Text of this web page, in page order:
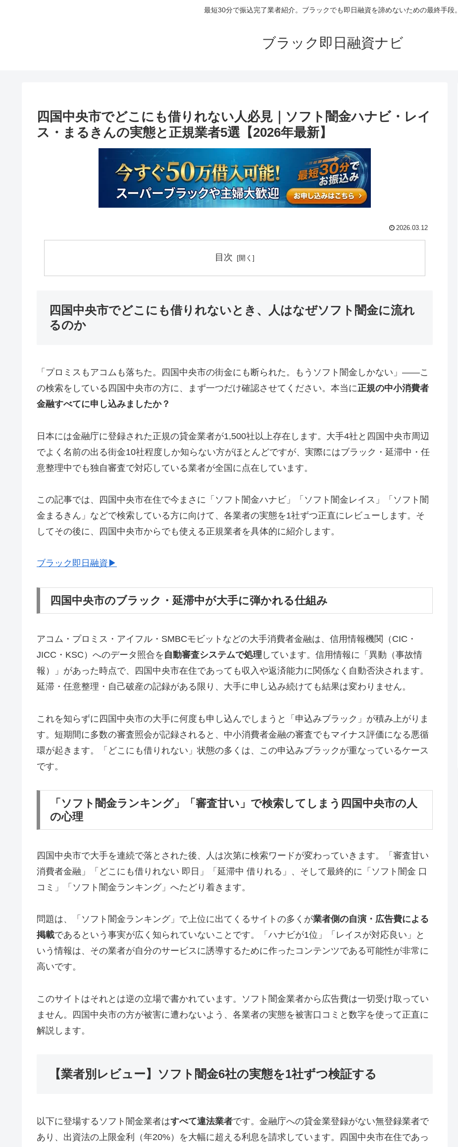
最短30分で振込完了業者紹介。ブラックでも即日融資を諦めないための最終手段。
ブラック即日融資ナビ
四国中央市でどこにも借りれない人必見｜ソフト闇金ハナビ・レイ
ス・まるきんの実態と正規業者5選【2026年最新】
2026.03.12
目次
四国中央市でどこにも借りれないとき、人はなぜソフト闇金に流れ
るのか
「プロミスもアコムも落ちた。四国中央市の街金にも断られた。もうソフト闇金しかない」——こ
の検索をしている四国中央市の方に、まず一つだけ確認させてください。本当に正規の中小消費者
金融すべてに申し込みましたか？
日本には金融庁に登録された正規の貸金業者が1,500社以上存在します。大手4社と四国中央市周辺
でよく名前の出る街金10社程度しか知らない方がほとんどですが、実際にはブラック・延滞中・任
意整理中でも独自審査で対応している業者が全国に点在しています。
この記事では、四国中央市在住で今まさに「ソフト闇金ハナビ」「ソフト闇金レイス」「ソフト闇
金まるきん」などで検索している方に向けて、各業者の実態を1社ずつ正直にレビューします。そ
してその後に、四国中央市からでも使える正規業者を具体的に紹介します。
ブラック即日融資▶
四国中央市のブラック・延滞中が大手に弾かれる仕組み
アコム・プロミス・アイフル・SMBCモビットなどの大手消費者金融は、信用情報機関（CIC・
JICC・KSC）へのデータ照合を 自動審査システムで処理 しています。信用情報に「異動（事故情
報）」があった時点で、四国中央市在住であっても収入や返済能力に関係なく自動否決されます。
延滞・任意整理・自己破産の記録がある限り、大手に申し込み続けても結果は変わりません。
これを知らずに四国中央市の大手に何度も申し込んでしまうと「申込みブラック」が積み上がりま
す。短期間に多数の審査照会が記録されると、中小消費者金融の審査でもマイナス評価になる悪循
環が起きます。「どこにも借りれない」状態の多くは、この申込みブラックが重なっているケース
です。
「ソフト闇金ランキング」「審査甘い」で検索してしまう四国中央市の人
の心理
四国中央市で大手を連続で落とされた後、人は次第に検索ワードが変わっていきます。「審査甘い
消費者金融」「どこにも借りれない 即日」「延滞中 借りれる」、そして最終的に「ソフト闇金 口
コミ」「ソフト闇金ランキング」へたどり着きます。
問題は、「ソフト闇金ランキング」で上位に出てくるサイトの多くが業者側の自演・広告費による
掲載であるという事実が広く知られていないことです。「ハナビが1位」「レイスが対応良い」と
いう情報は、その業者が自分のサービスに誘導するために作ったコンテンツである可能性が非常に
高いです。
このサイトはそれとは逆の立場で書かれています。ソフト闇金業者から広告費は一切受け取ってい
ません。四国中央市の方が被害に遭わないよう、各業者の実態を被害口コミと数字を使って正直に
解説します。
【業者別レビュー】ソフト闇金6社の実態を1社ずつ検証する
以下に登場するソフト闇金業者はすべて違法業者です。金融庁への貸金業登録がない無登録業者で
あり、出資法の上限金利（年20%）を大幅に超える利息を請求しています。四国中央市在住であっ